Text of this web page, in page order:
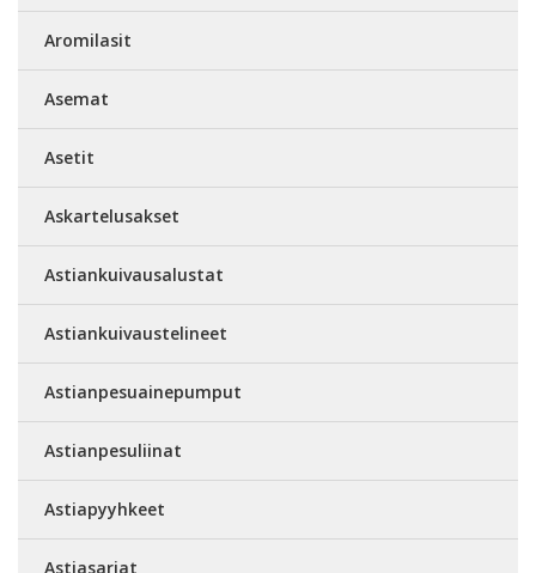
Aromilasit
Asemat
Asetit
Askartelusakset
Astiankuivausalustat
Astiankuivaustelineet
Astianpesuainepumput
Astianpesuliinat
Astiapyyhkeet
Astiasarjat